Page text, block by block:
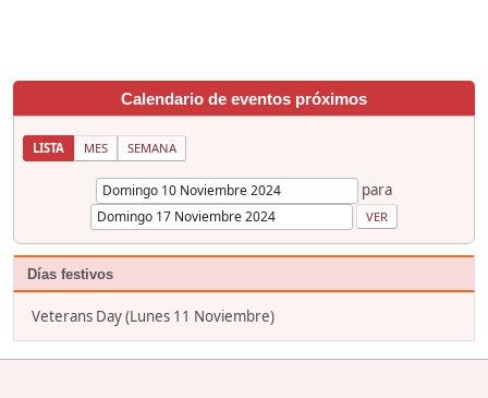
Calendario de eventos próximos
LISTA MES SEMANA
para
Días festivos
Veterans Day (Lunes 11 Noviembre)